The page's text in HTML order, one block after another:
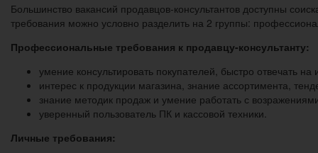
Большинство вакансий продавцов-консультантов доступны
требования можно условно разделить на 2 группы:
Профессиональные требования к продавцу-консультанту:
умение консультировать покупателей, быстро отвечать
интерес к продукции магазина, знание ассортимента,
знание методик продаж и умение работать с
уверенный пользователь ПК и кассовой техники.
Личные требования: